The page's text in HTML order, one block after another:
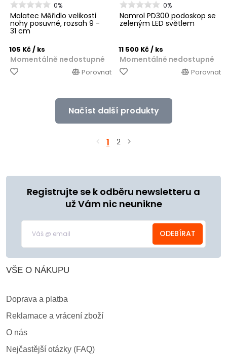
0%
Malatec Měřidlo velikosti
nohy posuvné, rozsah 9 -
31 cm
105 Kč/ ks
Momentálně nedostupné
Porovnat
0%
Namrol PD300 podoskop se
zeleným LED světlem
11 500 Kč/ ks
Momentálně nedostupné
Porovnat
Načíst další produkty
1 2
Registrujte se k odběru newsletteru a
už Vám nic neunikne
ODEBÍRAT
VŠE O NÁKUPU
Doprava a platba
Reklamace a vrácení zboží
O nás
Nejčastější otázky (FAQ)